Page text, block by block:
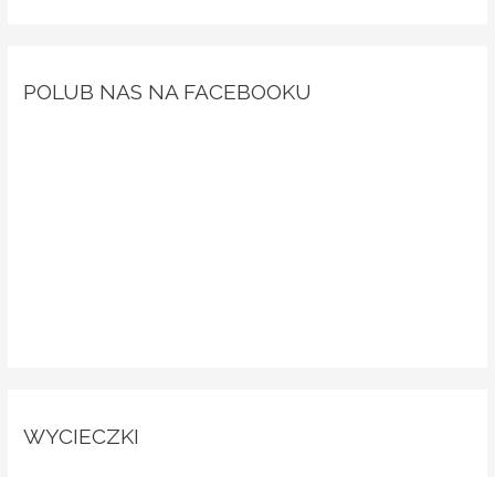
POLUB NAS NA FACEBOOKU
WYCIECZKI